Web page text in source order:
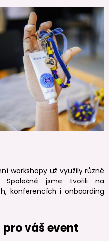
workshopy už využily různé
Společně jsme tvořili na
konferencích i onboarding
váš event